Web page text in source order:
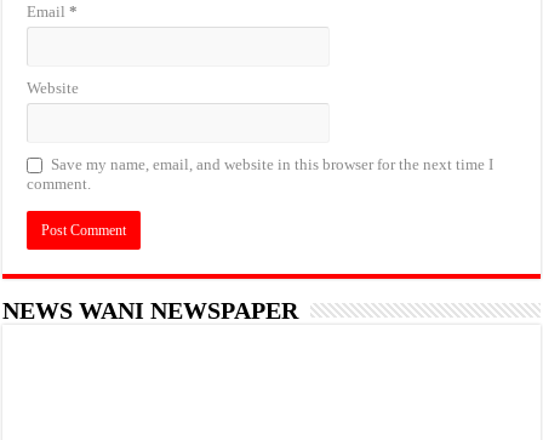
Email*
Website
Save my name, email, and website in this browser for the next time I
comment.
NEWS WANI NEWSPAPER